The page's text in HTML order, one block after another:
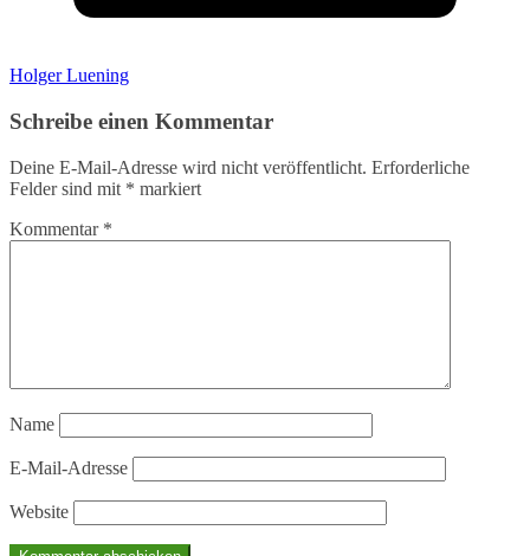
Holger Luening
Schreibe einen Kommentar
Deine E-Mail-Adresse wird nicht veröffentlicht. Erforderliche
Felder sind mit * markiert
Kommentar *
Name
E-Mail-Adresse
Website